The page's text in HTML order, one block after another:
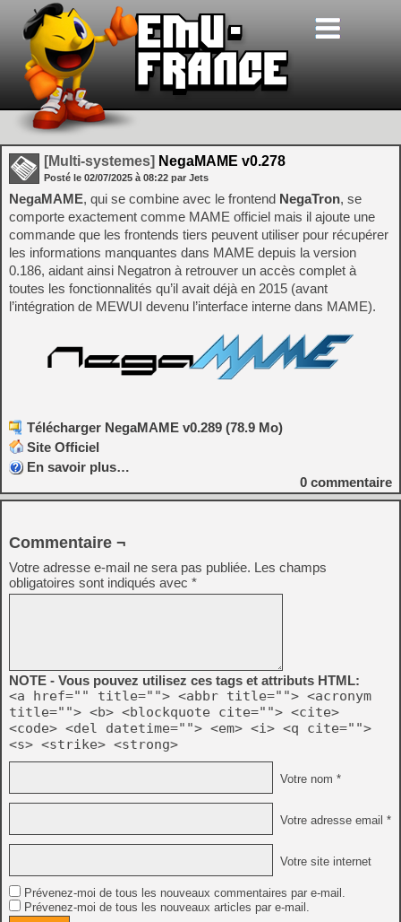
[Multi-systemes] NegaMAME v0.278
Posté le 02/07/2025 à 08:22 par Jets
NegaMAME, qui se combine avec le frontend NegaTron, se
comporte exactement comme MAME officiel mais il ajoute une
commande que les frontends tiers peuvent utiliser pour récupérer
les informations manquantes dans MAME depuis la version
0.186, aidant ainsi Negatron à retrouver un accès complet à
toutes les fonctionnalités qu’il avait déjà en 2015 (avant
l’intégration de MEWUI devenu l’interface interne dans MAME).
Télécharger NegaMAME v0.289 (78.9 Mo)
Site Officiel
En savoir plus…
0 commentaire
Commentaire ¬
Votre adresse e-mail ne sera pas publiée. Les champs
obligatoires sont indiqués avec *
NOTE - Vous pouvez utilisez ces tags et attributs HTML:
<a href="" title=""> <abbr title=""> <acronym
title=""> <b> <blockquote cite=""> <cite>
<code> <del datetime=""> <em> <i> <q cite="">
<s> <strike> <strong>
Votre nom *
Votre adresse email *
Votre site internet
Prévenez-moi de tous les nouveaux commentaires par e-mail.
Prévenez-moi de tous les nouveaux articles par e-mail.